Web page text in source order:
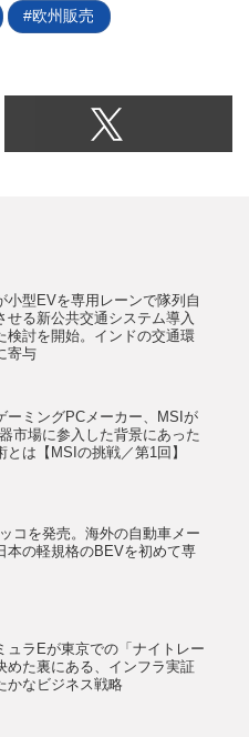
う意味を持つのか。EVメ
にどのような影響を与える
電池の試作生産設備）
欧州販売
小型EVを専用レーンで隊列自
せる新公共交通システム導入
検討を開始。インドの交通環
寄与
ーミングPCメーカー、MSIが
市場に参入した背景にあった
とは【MSIの挑戦／第1回】
コを発売。海外の自動車メー
本の軽規格のBEVを初めて専
ュラEが東京での「ナイトレー
めた裏にある、インフラ実証
かなビジネス戦略